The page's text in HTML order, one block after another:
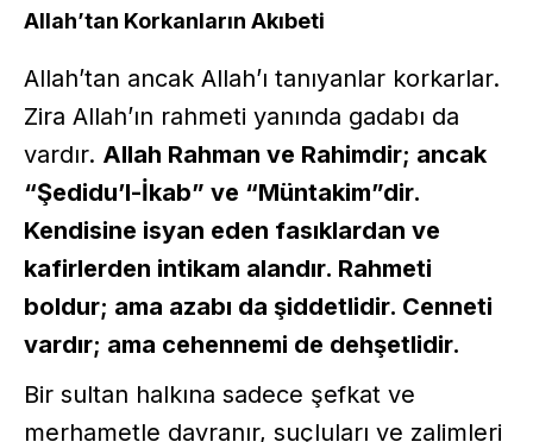
Allah’tan Korkanların Akıbeti
Allah’tan ancak Allah’ı tanıyanlar korkarlar.
Zira Allah’ın rahmeti yanında gadabı da
vardır. Allah Rahman ve Rahimdir; ancak
“Şedidu’l-İkab” ve “Müntakim”dir.
Kendisine isyan eden fasıklardan ve
kafirlerden intikam alandır. Rahmeti
boldur; ama azabı da şiddetlidir. Cenneti
vardır; ama cehennemi de dehşetlidir.
Bir sultan halkına sadece şefkat ve
merhametle davranır, suçluları ve zalimleri